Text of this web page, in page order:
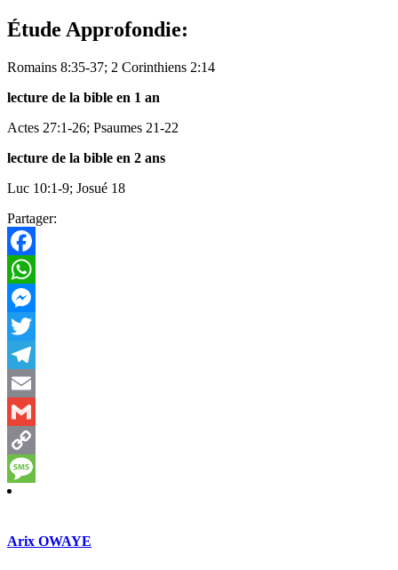
Étude Approfondie:
Romains 8:35-37; 2 Corinthiens 2:14
lecture de la bible en 1 an
Actes 27:1-26; Psaumes 21-22
lecture de la bible en 2 ans
Luc 10:1-9; Josué 18
Partager:
Facebook
WhatsApp
Messenger
Twitter
Telegram
Email
Gmail
Copy
Link
Message
Arix OWAYE